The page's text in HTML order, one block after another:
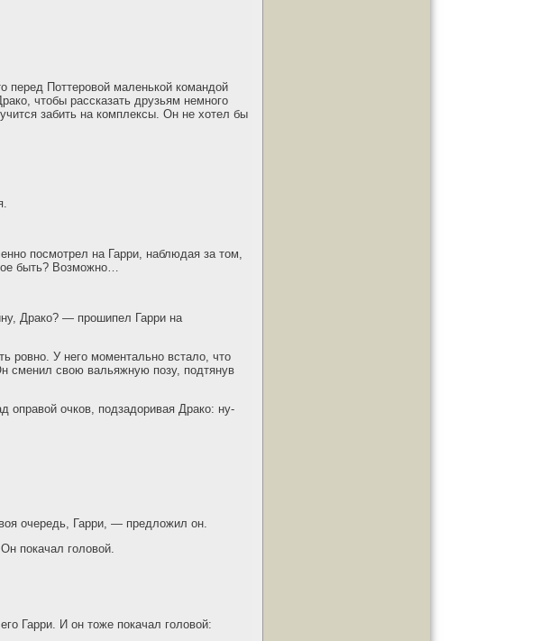
перед Поттеровой маленькой командой
чтобы рассказать друзьям немного
забить на комплексы. Он не хотел бы
посмотрел на Гарри, наблюдая за том,
быть? Возможно…
Драко? — прошипел Гарри на
ровно. У него моментально встало, что
сменил свою вальяжную позу, подтянув
оправой очков, подзадоривая Драко: ну-
очередь, Гарри, — предложил он.
покачал головой.
Гарри. И он тоже покачал головой: